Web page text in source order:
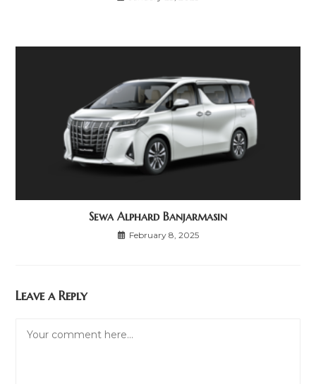
Sewa Alphard Banjarmasin
February 8, 2025
Leave a Reply